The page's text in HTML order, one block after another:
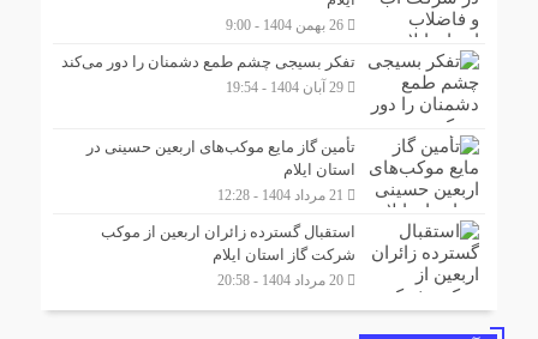
26 بهمن 1404 - 9:00
تفکر بسیجی چشم طمع دشمنان را دور می‌کند
29 آبان 1404 - 19:54
تأمین گاز مایع موکب‌هاى اربعین حسینى در
استان ایلام
استقبال گسترده زائران اربعین از موکب
شرکت گاز استان ایلام
20 مرداد 1404 - 20:58